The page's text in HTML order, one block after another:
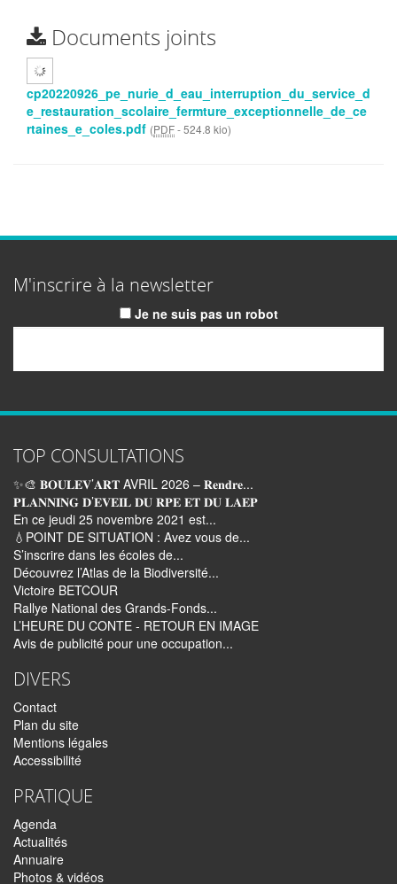
Documents joints
cp20220926_pe_nurie_d_eau_interruption_du_service_d
e_restauration_scolaire_fermture_exceptionnelle_de_ce
rtaines_e_coles.pdf (PDF-524.8 kio)
M'inscrire à la newsletter
Je ne suis pas un robot
TOP CONSULTATIONS
✨🎨 𝐁𝐎𝐔𝐋𝐄𝐕’𝐀𝐑𝐓 AVRIL 2026 – 𝐑𝐞𝐧𝐝𝐫𝐞...
𝐏𝐋𝐀𝐍𝐍𝐈𝐍𝐆 𝐃’𝐄𝐕𝐄𝐈𝐋 𝐃𝐔 𝐑𝐏𝐄 𝐄𝐓 𝐃𝐔 𝐋𝐀𝐄𝐏
En ce jeudi 25 novembre 2021 est...
💧POINT DE SITUATION : Avez vous de...
S’inscrire dans les écoles de...
Découvrez l’Atlas de la Biodiversité...
Victoire BETCOUR
Rallye National des Grands-Fonds...
L’HEURE DU CONTE - RETOUR EN IMAGE
Avis de publicité pour une occupation...
DIVERS
Contact
Plan du site
Mentions légales
Accessibilité
PRATIQUE
Agenda
Actualités
Annuaire
Photos & vidéos